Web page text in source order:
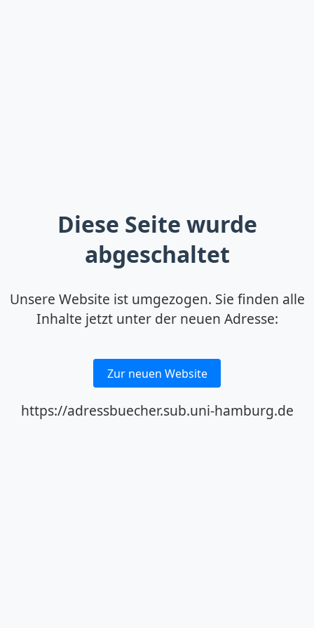
Diese Seite wurde
abgeschaltet
Unsere Website ist umgezogen. Sie finden alle
Inhalte jetzt unter der neuen Adresse:
Zur neuen Website
https://adressbuecher.sub.uni-hamburg.de